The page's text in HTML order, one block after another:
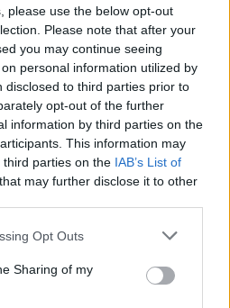
please use the below opt-out
Please note that after your
you may continue seeing
personal information utilized by
disclosed to third parties prior to
opt-out of the further
information by third parties on the
This information may
parties on the IAB’s List of
that may further disclose it to other
Opt Outs
Sharing of my